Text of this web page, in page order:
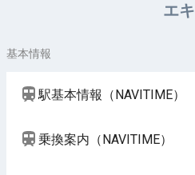
エキ
基本情報
駅基本情報（NAVITIME）
乗換案内（NAVITIME）